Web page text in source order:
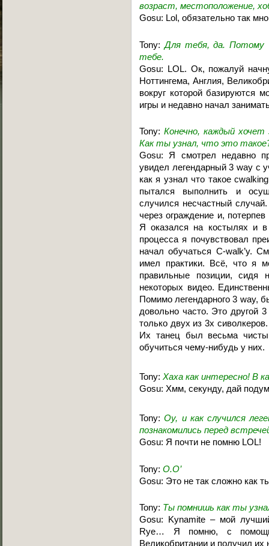
возраст, местоположение,
Gosu: Lol, обязательно так
Tony:Для тебя, да. Потому
тебе.
Gosu: LOL. Ок, пожалуй
Ноттингема, Англия,
вокруг которой базируются
игры и недавно начал
Tony:Конечно, каждый
Как ты узнал, что это
Gosu: Я смотрел недавно
увидел легендарный 3 way с
как я узнал что такое
пытался выполнить и
случился несчастный
через ограждение и,
Я оказался на костылях и в
процесса я почувствовал
начал обучаться C-walk’у.
имел практики. Всё, что я
правильные позиции,
некоторых видео.
Помимо легендарного 3 way,
довольно часто. Это другой
только двух из 3х
Их танец был весьма
обучиться чему-нибудь у них.
Tony: Хаха как интересно! В
Gosu: Хмм, секунду, дай
Tony:Оу, и как случился
познакомились перед
Gosu: Я почти не помню LOL!
Tony: O.O’
Gosu: Это не так сложно как
Tony: Ты помнишь как ты
Gosu: Kynamite – мой
Rye… Я помню, с
Великобритании и получил их